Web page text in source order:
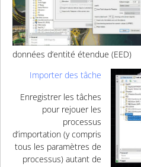
données d’entité étendue (EED)
Importer des tâche
Enregistrer les tâches
pour rejouer les
processus
d’importation (y compris
tous les paramètres de
processus) autant de